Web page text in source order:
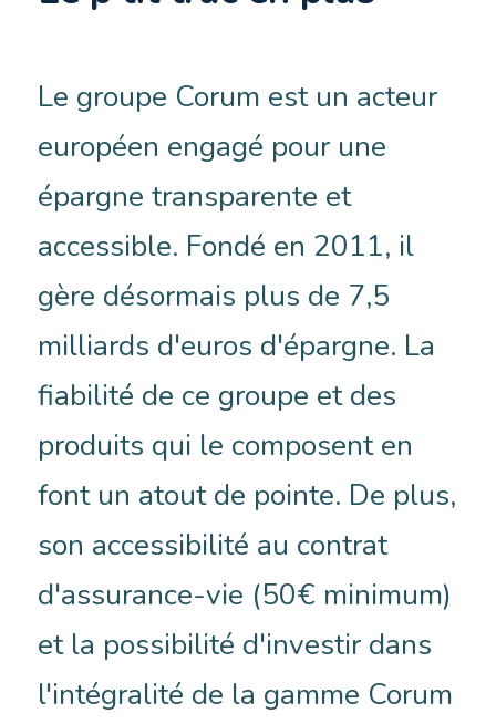
Le groupe Corum est un acteur
européen engagé pour une
épargne transparente et
accessible. Fondé en 2011, il
gère désormais plus de 7,5
milliards d'euros d'épargne. La
fiabilité de ce groupe et des
produits qui le composent en
font un atout de pointe. De plus,
son accessibilité au contrat
d'assurance-vie (50€ minimum)
et la possibilité d'investir dans
l'intégralité de la gamme Corum